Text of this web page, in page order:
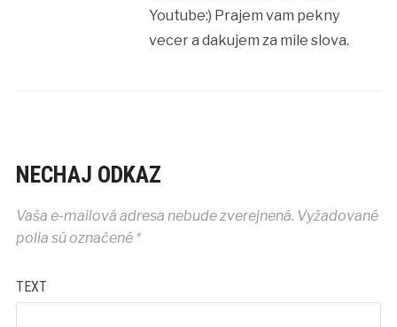
Youtube:) Prajem vam pekny
vecer a dakujem za mile slova.
NECHAJ ODKAZ
Vaša e-mailová adresa nebude zverejnená. Vyžadované
polia sú označené *
TEXT